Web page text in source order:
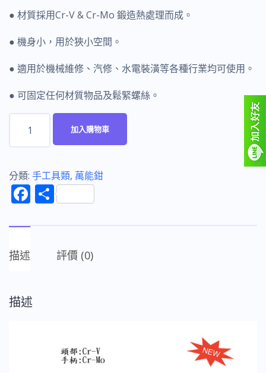
● 材質採用Cr-V & Cr-Mo 鍛造熱處理而成。
● 機身小，用於狹小空間。
● 適用於機械維修、汽修、水電裝潢等各種行業均可使用。
● 可固定任何材質物品及鬆緊螺絲。
FUJIYA
F-
(迷
型)
能
加入購物車
分類: 手工具類, 萬能鉗
F
k
分
描述 評價 (0)
描述